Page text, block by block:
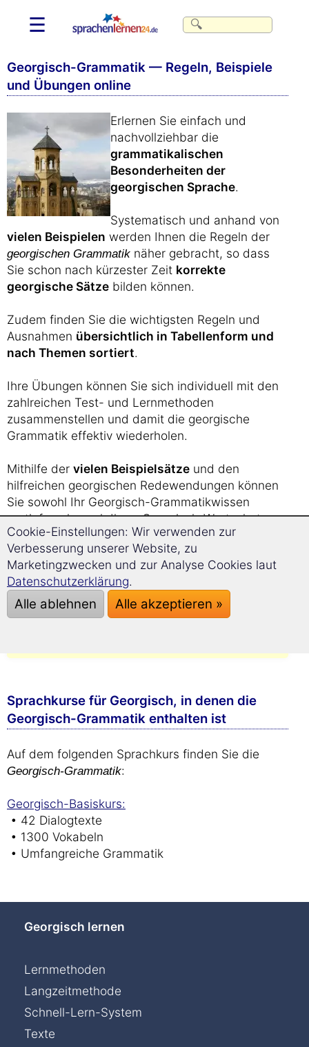
☰
Georgisch-Grammatik — Regeln, Beispiele
und Übungen online
Erlernen Sie einfach und
nachvollziehbar die
grammatikalischen
Besonderheiten der
georgischen Sprache.
Systematisch und anhand von
vielen Beispielen werden Ihnen die Regeln der
georgischen Grammatik näher gebracht, so dass
Sie schon nach kürzester Zeit korrekte
georgische Sätze bilden können.
Zudem finden Sie die wichtigsten Regeln und
Ausnahmen übersichtlich in Tabellenform und
nach Themen sortiert.
Ihre Übungen können Sie sich individuell mit den
zahlreichen Test- und Lernmethoden
zusammenstellen und damit die georgische
Grammatik effektiv wiederholen.
Mithilfe der vielen Beispielsätze und den
hilfreichen georgischen Redewendungen können
Sie sowohl Ihr Georgisch-Grammatikwissen
vertiefen als auch Ihren Georgisch-Wortschatz
erweitern.
Grammatiken
Hier finden Sie einigeGrammatiken zur Ansicht
Sprachkurse für Georgisch, in denen die
Georgisch-Grammatik enthalten ist
Auf dem folgenden Sprachkurs finden Sie die
Georgisch-Grammatik:
Georgisch-Basiskurs:
• 42 Dialogtexte
• 1300 Vokabeln
• Umfangreiche Grammatik
Georgisch lernen
Lernmethoden
Langzeitmethode
Schnell-Lern-System
Texte
Cookie-Einstellungen: Wir verwenden zur
Verbesserung unserer Website, zu
Marketingzwecken und zur Analyse Cookies laut
Datenschutzerklärung.
Alle ablehnen Alle akzeptieren »